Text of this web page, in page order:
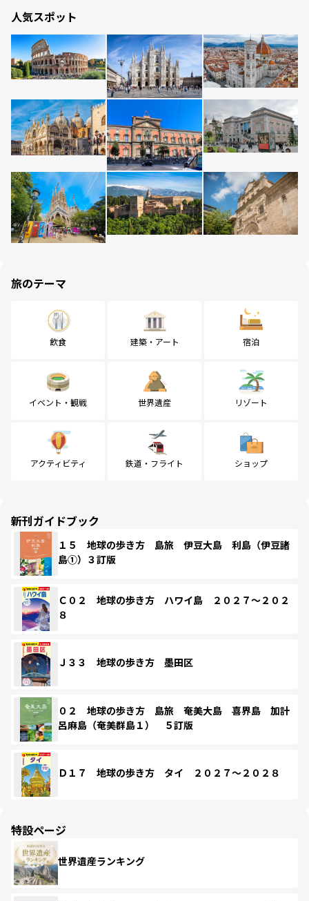
人気スポット
旅のテーマ
飲食 建築・アート 宿泊
イベント・観戦 世界遺産 リゾート
アクティビティ 鉄道・フライト ショップ
新刊ガイドブック
１５ 地球の歩き方 島旅 伊豆大島 利島（伊豆諸
島①）３訂版
Ｃ０２ 地球の歩き方 ハワイ島 ２０２７～２０２
８
Ｊ３３ 地球の歩き方 墨田区
０２ 地球の歩き方 島旅 奄美大島 喜界島 加計
呂麻島（奄美群島１） ５訂版
Ｄ１７ 地球の歩き方 タイ ２０２７～２０２８
特設ページ
世界遺産ランキング